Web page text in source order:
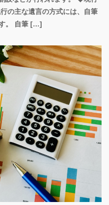
の主な遺言の方式には、自筆
。 自筆 […]